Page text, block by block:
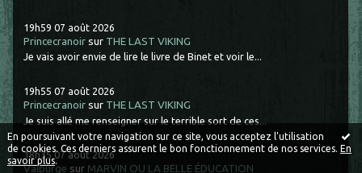
En poursuivant votre navigation sur ce site, vous acceptez l'utilisation
de cookies. Ces derniers assurent le bon fonctionnement de nos services. En
savoir plus.
19h59 07 août 2026
Princecranoir sur THE LAST VIKING
Je vais avoir envie de lire le livre de Binet et voir le...
19h55 07 août 2026
Princecranoir sur THE LAST VIKING
Je suis allé me renseigner sur le terrible sort de ces...
18h35 07 août 2026
Valburge sur MARVIN OU LA BELLE ÉDUCATION